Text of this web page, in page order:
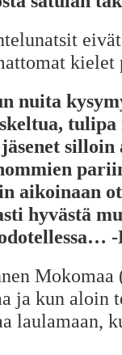
kielet
nuita
tulipa
silloin
aikoinaan
hyvästä
-
Mokomaa
ja kun aloin
laulamaan,